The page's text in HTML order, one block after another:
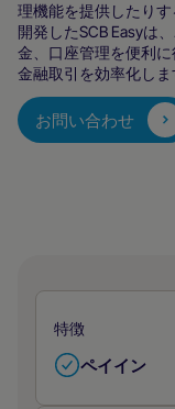
理機能を提供したり
開発したSCB Easyは
金、口座管理を便利
金融取引を効率化しま
お問い合わせ
特徴
ペイイン